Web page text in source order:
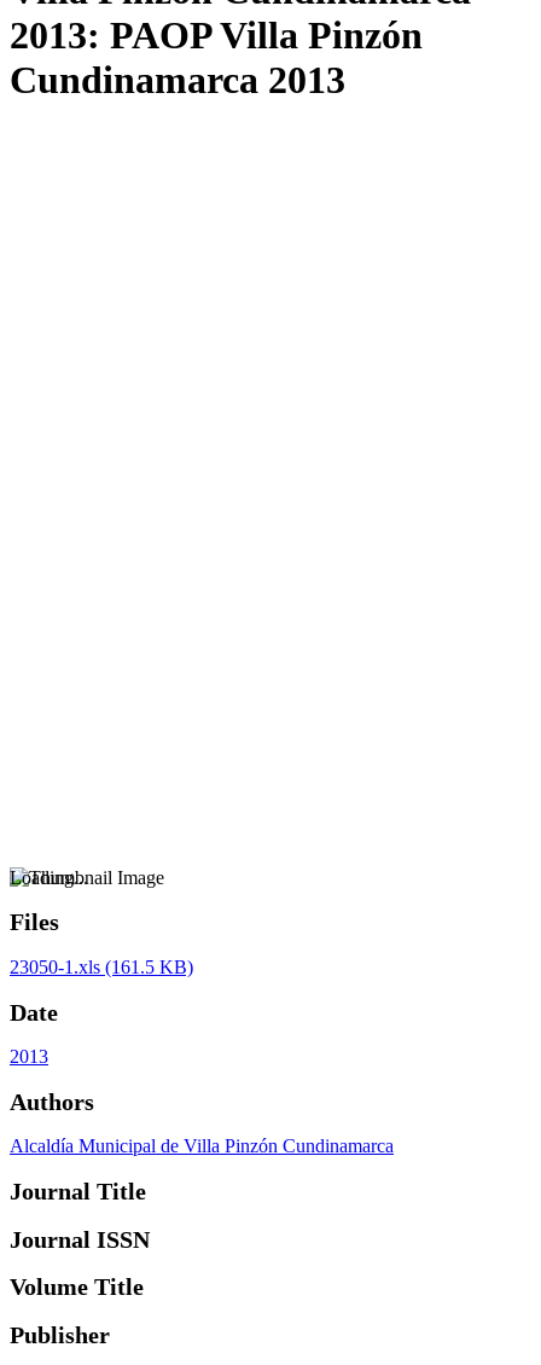
2013: PAOP Villa Pinzón
Cundinamarca 2013
Loading...
Files
23050-1.xls (161.5 KB)
Date
2013
Authors
Alcaldía Municipal de Villa Pinzón Cundinamarca
Journal Title
Journal ISSN
Volume Title
Publisher